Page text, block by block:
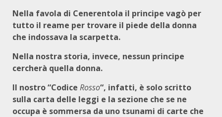
Nella favola di Cenerentola il principe vagò per
tutto il reame per trovare il piede della donna
che indossava la scarpetta.
Nella nostra storia, invece, nessun principe
cercherà quella donna.
Il nostro “Codice Rosso“, infatti, è solo scritto
sulla carta delle leggi e la sezione che se ne
occupa è sommersa da uno tsunami di carte che